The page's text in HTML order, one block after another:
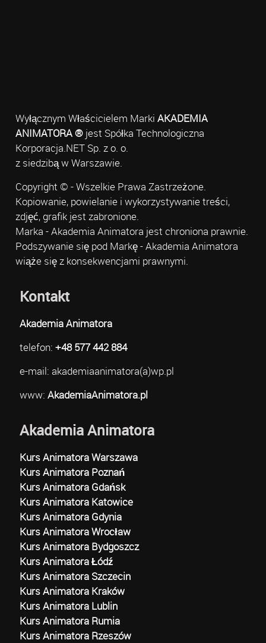
Wyłącznym Właścicielem Marki AKADEMIA
ANIMATORA ®jest Spółka Technologiczna
Korporacja.NET Sp. z o. o.
z siedzibą w Warszawie.
Copyright © - Wszelkie Prawa Zastrzeżone.
Kopiowanie, powielanie i wykorzystywanie treści,
zdjęć, grafik jest zabronione.
Marka - Akademia Animatora jest chroniona prawnie.
Podszywanie się pod Markę - Akademia Animatora
wiąże się z konsekwencjami prawnymi.
Kontakt
Akademia Animatora
telefon: +48 577 442 884
e-mail: akademiaanimatora(a)wp.pl
www: AkademiaAnimatora.pl
Akademia Animatora
Kurs Animatora Warszawa
Kurs Animatora Poznań
Kurs Animatora Gdańsk
Kurs Animatora Katowice
Kurs Animatora Gdynia
Kurs Animatora Wrocław
Kurs Animatora Bydgoszcz
Kurs Animatora Łódź
Kurs Animatora Szczecin
Kurs Animatora Kraków
Kurs Animatora Lublin
Kurs Animatora Rumia
Kurs Animatora Rzeszów